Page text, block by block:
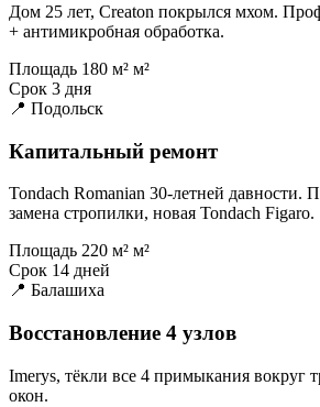
Дом 25 лет, Creaton покрылся мхом.
+ антимикробная обработка.
Площадь 180 м² м²
Срок 3 дня
📍 Подольск
Капитальный ремонт
Tondach Romanian 30-летней давности.
замена стропилки, новая Tondach Figaro.
Площадь 220 м² м²
Срок 14 дней
📍 Балашиха
Восстановление 4 узлов
Imerys, тёкли все 4 примыкания вокруг
окон.